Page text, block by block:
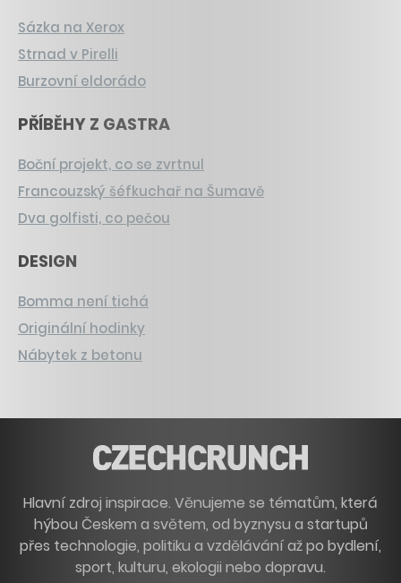
Sázka na Xerox
Strnad v Pirelli
Burzovní eldorádo
PŘÍBĚHY Z GASTRA
Boční projekt, co se zvrtnul
Francouzský šéfkuchař na Šumavě
Dva golfisti, co pečou
DESIGN
Bomma není tichá
Originální hodinky
Nábytek z betonu
Hlavní zdroj inspirace. Věnujeme se tématům, která
hýbou Českem a světem, od byznysu a startupů
přes technologie, politiku a vzdělávání až po bydlení,
sport, kulturu, ekologii nebo dopravu.